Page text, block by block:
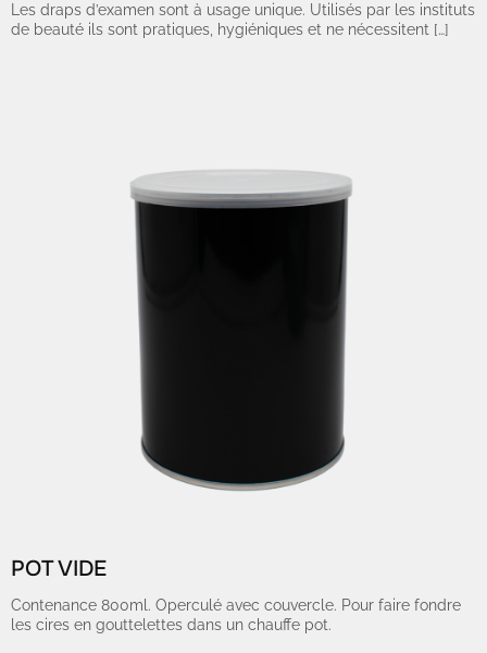
Les draps d’examen sont à usage unique. Utilisés par les instituts
de beauté ils sont pratiques, hygiéniques et ne nécessitent […]
POT VIDE
Contenance 800ml. Operculé avec couvercle. Pour faire fondre
les cires en gouttelettes dans un chauffe pot.